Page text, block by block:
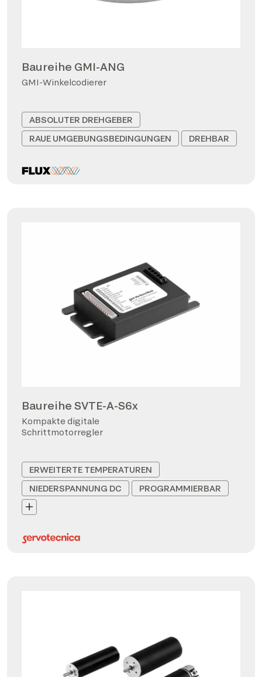
Baureihe GMI-ANG
GMI-Winkelcodierer
ABSOLUTER DREHGEBER
RAUE UMGEBUNGSBEDINGUNGEN
DREHBAR
Baureihe SVTE-A-S6x
Kompakte digitale
Schrittmotorregler
ERWEITERTE TEMPERATUREN
NIEDERSPANNUNG DC
PROGRAMMIERBAR